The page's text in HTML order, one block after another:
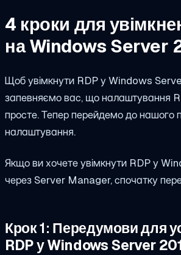
4 кроки для
на Windows Server
Щоб увімкнути RDP у Windows
запевняємо вас, що налаштування
просте. Тепер перейдемо до нашого
налаштування.
Якщо ви хочете увімкнути RDP у
через Server Manager, спочатку
Крок 1: Передумови для
RDP у Windows Server